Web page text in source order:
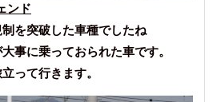
ンド
を突破した車種でしたね
事に乗っておられた車です。
って行きます。